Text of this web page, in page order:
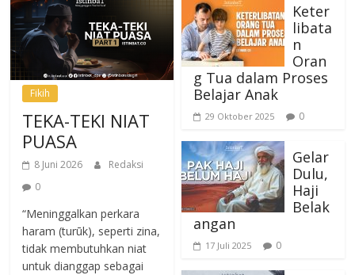
Fikih
TEKA-TEKI NIAT
PUASA
8 Juni 2026
Redaksi
0
“Meninggalkan perkara
haram (turūk), seperti zina,
tidak membutuhkan niat
untuk dianggap sebagai
Keter
libata
n
Oran
g Tua dalam Proses
Belajar Anak
29 Oktober 2025 0
Gelar
Dulu,
Haji
Belak
angan
17 Juli 2025 0